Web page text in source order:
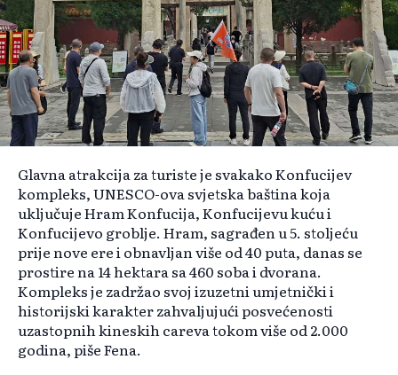
Glavna atrakcija za turiste je svakako Konfucijev
kompleks, UNESCO-ova svjetska baština koja
uključuje Hram Konfucija, Konfucijevu kuću i
Konfucijevo groblje. Hram, sagrađen u 5. stoljeću
prije nove ere i obnavljan više od 40 puta, danas se
prostire na 14 hektara sa 460 soba i dvorana.
Kompleks je zadržao svoj izuzetni umjetnički i
historijski karakter zahvaljujući posvećenosti
uzastopnih kineskih careva tokom više od 2.000
godina, piše Fena.